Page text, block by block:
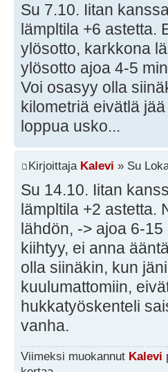
Su 7.10. Iitan
lämpltila +6 astetta.
ylösotto, karkkona
ylösotto ajoa 4-5
Voi osasyy olla
kilometriä eivätlä
loppua usko...
Kirjoittaja Kalevi » Su
Su 14.10. Iitan
lämpltila +2 astetta.
lähdön, -> ajoa 6-
kiihtyy, ei anna
olla siinäkin, kun
kuulumattomiin,
hukkatyöskenteli
vanha.
Viimeksi muokannut Kalevi